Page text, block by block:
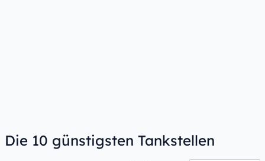
Die 10 günstigsten Tankstellen